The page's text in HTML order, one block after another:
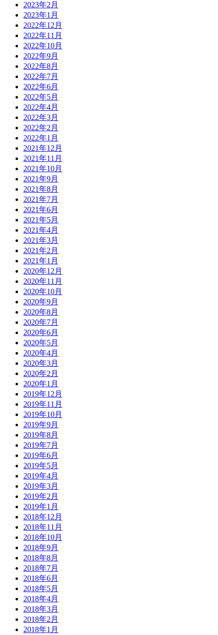
2023年2月
2023年1月
2022年12月
2022年11月
2022年10月
2022年9月
2022年8月
2022年7月
2022年6月
2022年5月
2022年4月
2022年3月
2022年2月
2022年1月
2021年12月
2021年11月
2021年10月
2021年9月
2021年8月
2021年7月
2021年6月
2021年5月
2021年4月
2021年3月
2021年2月
2021年1月
2020年12月
2020年11月
2020年10月
2020年9月
2020年8月
2020年7月
2020年6月
2020年5月
2020年4月
2020年3月
2020年2月
2020年1月
2019年12月
2019年11月
2019年10月
2019年9月
2019年8月
2019年7月
2019年6月
2019年5月
2019年4月
2019年3月
2019年2月
2019年1月
2018年12月
2018年11月
2018年10月
2018年9月
2018年8月
2018年7月
2018年6月
2018年5月
2018年4月
2018年3月
2018年2月
2018年1月